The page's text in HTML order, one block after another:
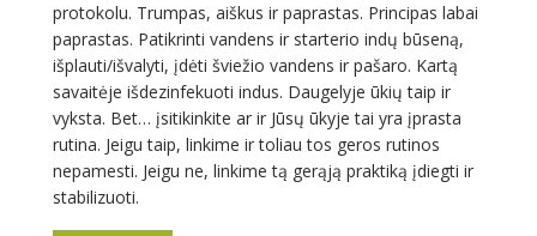
protokolu. Trumpas, aiškus ir paprastas. Principas labai
paprastas. Patikrinti vandens ir starterio indų būseną,
išplauti/išvalyti, įdėti šviežio vandens ir pašaro. Kartą
savaitėje išdezinfekuoti indus. Daugelyje ūkių taip ir
vyksta. Bet… įsitikinkite ar ir Jūsų ūkyje tai yra įprasta
rutina. Jeigu taip, linkime ir toliau tos geros rutinos
nepamesti. Jeigu ne, linkime tą gerąją praktiką įdiegti ir
stabilizuoti.